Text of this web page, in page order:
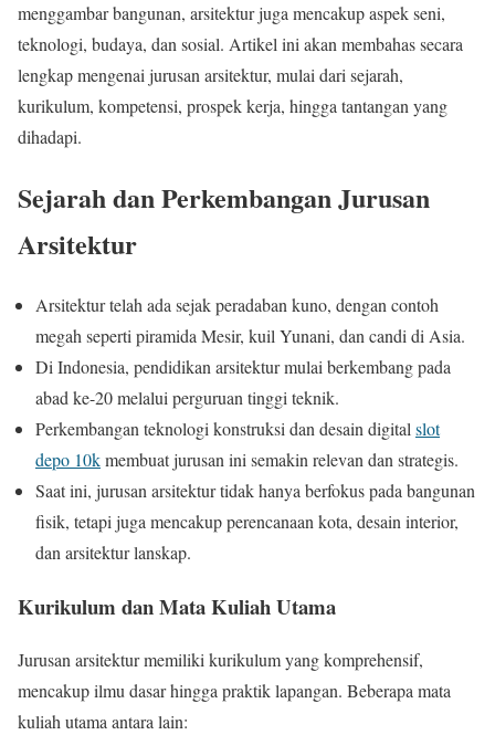
menggambar bangunan, arsitektur juga mencakup aspek seni,
teknologi, budaya, dan sosial. Artikel ini akan membahas secara
lengkap mengenai jurusan arsitektur, mulai dari sejarah,
kurikulum, kompetensi, prospek kerja, hingga tantangan yang
dihadapi.
Sejarah dan Perkembangan Jurusan
Arsitektur
Arsitektur telah ada sejak peradaban kuno, dengan contoh
megah seperti piramida Mesir, kuil Yunani, dan candi di Asia.
Di Indonesia, pendidikan arsitektur mulai berkembang pada
abad ke-20 melalui perguruan tinggi teknik.
Perkembangan teknologi konstruksi dan desain digital slot
depo 10kmembuat jurusan ini semakin relevan dan strategis.
Saat ini, jurusan arsitektur tidak hanya berfokus pada bangunan
fisik, tetapi juga mencakup perencanaan kota, desain interior,
dan arsitektur lanskap.
Kurikulum dan Mata Kuliah Utama
Jurusan arsitektur memiliki kurikulum yang komprehensif,
mencakup ilmu dasar hingga praktik lapangan. Beberapa mata
kuliah utama antara lain: